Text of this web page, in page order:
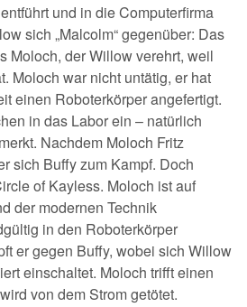
und in die Computerfirma
sich „Malcolm“ gegenüber: Das
Moloch, der Willow verehrt, weil
Moloch war nicht untätig, er hat
einen Roboterkörper angefertigt.
in das Labor ein – natürlich
Nachdem Moloch Fritz
sich Buffy zum Kampf. Doch
of Kayless. Moloch ist auf
der modernen Technik
in den Roboterkörper
er gegen Buffy, wobei sich Willow
einschaltet. Moloch trifft einen
von dem Strom getötet.